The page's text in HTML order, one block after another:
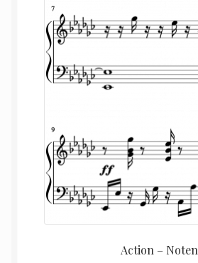
Action – Noten